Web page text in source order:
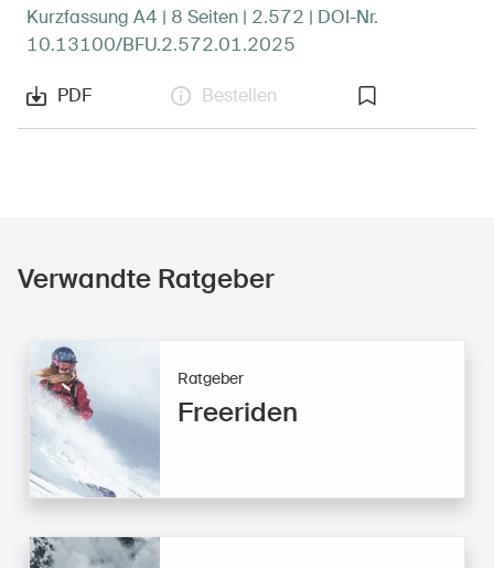
Kurzfassung A4 | 8 Seiten | 2.572 | DOI-Nr.
10.13100/BFU.2.572.01.2025
PDF Bestellen
Verwandte Ratgeber
Ratgeber
Freeriden